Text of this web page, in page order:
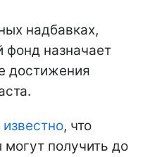
надбавках,
фонд назначает
достижения
, что
получить до